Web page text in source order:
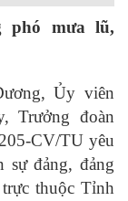
phó mưa lũ,
Ủy viên
Trưởng đoàn
CV/TU yêu
sự đảng, đảng
thuộc Tỉnh